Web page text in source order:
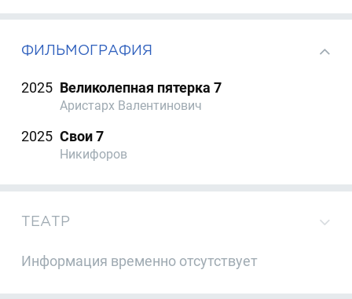
ФИЛЬМОГРАФИЯ
2025 Великолепная пятерка 7
Аристарх Валентинович
2025 Свои 7
Никифоров
ТЕАТР
Информация временно отсутствует